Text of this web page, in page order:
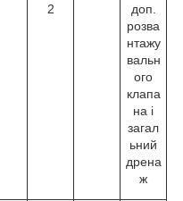
2
доп.
розва
нтажу
вальн
ого
клапа
на і
загал
ьний
дрена
ж